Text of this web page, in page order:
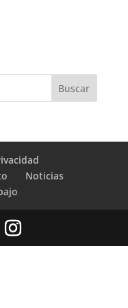
Noticias